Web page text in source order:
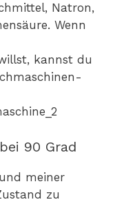
Natron,
Wenn
kannst du
90 Grad
meiner
zu